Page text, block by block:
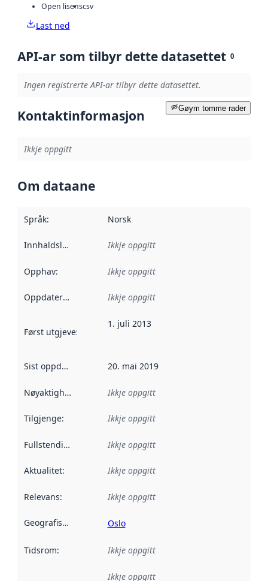
Open lisenscsv
Last ned
API-ar som tilbyr dette datasettet 0
Ingen registrerte API-ar tilbyr dette datasettet.
Gøym tomme rader
Kontaktinformasjon
Ikkje oppgitt
Om dataane
Språk: Norsk
Innhaldsleverandørar :
Ikkje oppgitt
Opphav: Ikkje oppgitt
Oppdateringsfrekvens :
Ikkje oppgitt
Først utgjeve: Denne datoen seier når dataa i dette
1. juli 2013
Sist oppdatert 20. mai 2019
Nøyaktigheit Ikkje oppgitt
Tilgjenge: Ikkje oppgitt
Fullstendigheit Ikkje oppgitt
Aktualitet: Ikkje oppgitt
Relevans: Ikkje oppgitt
Geografisk område Oslo
Tidsrom: Ikkje oppgitt
Ikkje oppgitt